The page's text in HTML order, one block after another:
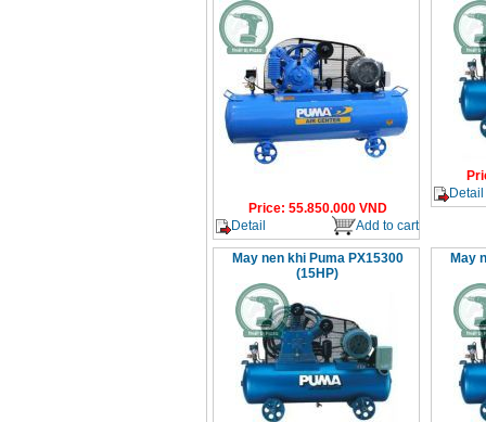
Price: 55.850.000VND
Detail
Add to cart
Detail
May nen khi Puma PX15300
(15HP)
May